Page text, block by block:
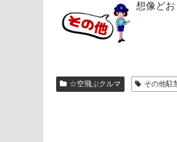
想像どお
☆空飛ぶクルマ その他駐